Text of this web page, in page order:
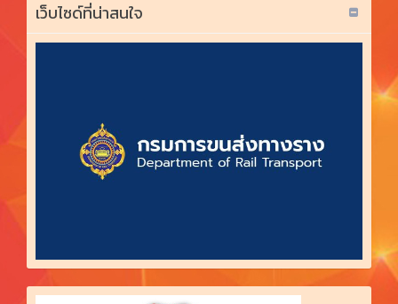
เว็บไซด์ที่น่าสนใจ